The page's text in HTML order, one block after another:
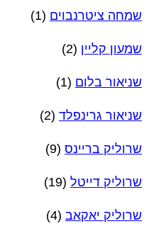
שמחה ציטרנבוים (1)
שמעון קליין (2)
שניאור בלום (1)
שניאור גרינפלד (2)
שרוליק בריינס (9)
שרוליק דייטל (19)
שרוליק יאקאב (4)